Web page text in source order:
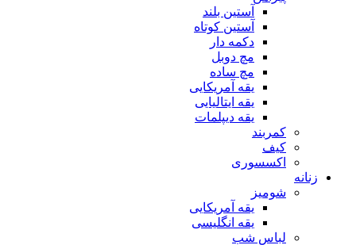
آستین بلند
آستین کوتاه
دکمه دار
مچ دوبل
مچ ساده
یقه آمریکایی
یقه ایتالیایی
یقه دیپلمات
کمربند
کیف
اکسسوری
زنانه
شومیز
یقه آمریکایی
یقه انگلیسی
لباس شب